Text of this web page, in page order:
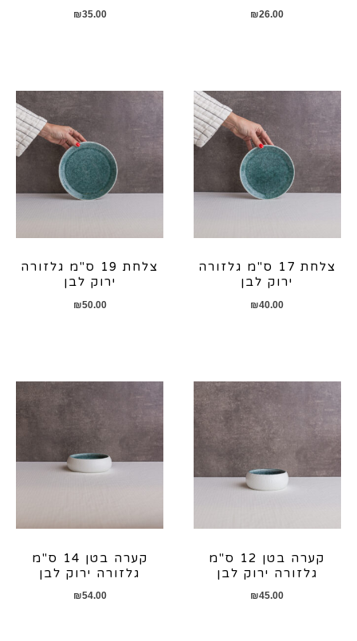
₪26.00
₪35.00
צלחת 17 ס"מ גלזורה
ירוק לבן
₪40.00
צלחת 19 ס"מ גלזורה
ירוק לבן
₪50.00
קערה בטן 12 ס"מ
גלזורה ירוק לבן
₪45.00
קערה בטן 14 ס"מ
גלזורה ירוק לבן
₪54.00